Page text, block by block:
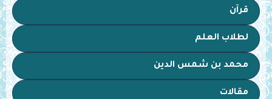
قرآن
لطلاب العلم
محمد بن شمس الدين
مقالات